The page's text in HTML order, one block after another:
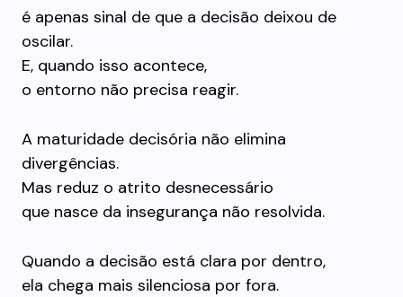
é apenas sinal de que a decisão deixou de
oscilar.
E, quando isso acontece,
o entorno não precisa reagir.
A maturidade decisória não elimina
divergências.
Mas reduz o atrito desnecessário
que nasce da insegurança não resolvida.
Quando a decisão está clara por dentro,
ela chega mais silenciosa por fora.